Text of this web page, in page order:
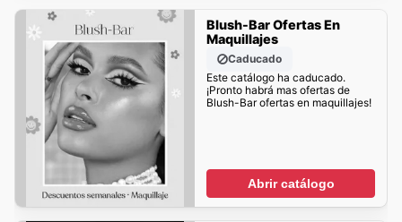
Blush-Bar Ofertas En
Maquillajes
Caducado
Este catálogo ha caducado.
¡Pronto habrá mas ofertas de
Blush-Bar ofertas en maquillajes!
Abrir catálogo